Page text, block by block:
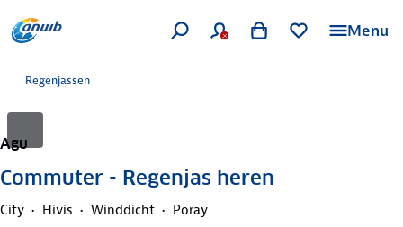
Menu
Regenjassen
Agu
Commuter - Regenjas heren
City Hivis Winddicht Poray